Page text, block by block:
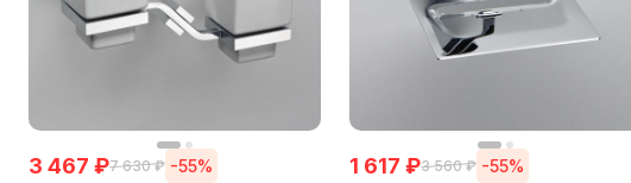
3 467 ₽7 630 ₽ -55%
1 617 ₽3 560 ₽ -55%